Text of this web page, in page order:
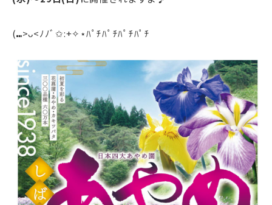
(⑉>ᴗ<ﾉﾉﾞ✩:+✧︎⋆ﾊﾟﾁﾊﾟﾁﾊﾟﾁﾊﾟﾁ